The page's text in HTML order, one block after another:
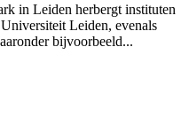
in Leiden herbergt instituten
Leiden, evenals
bijvoorbeeld...